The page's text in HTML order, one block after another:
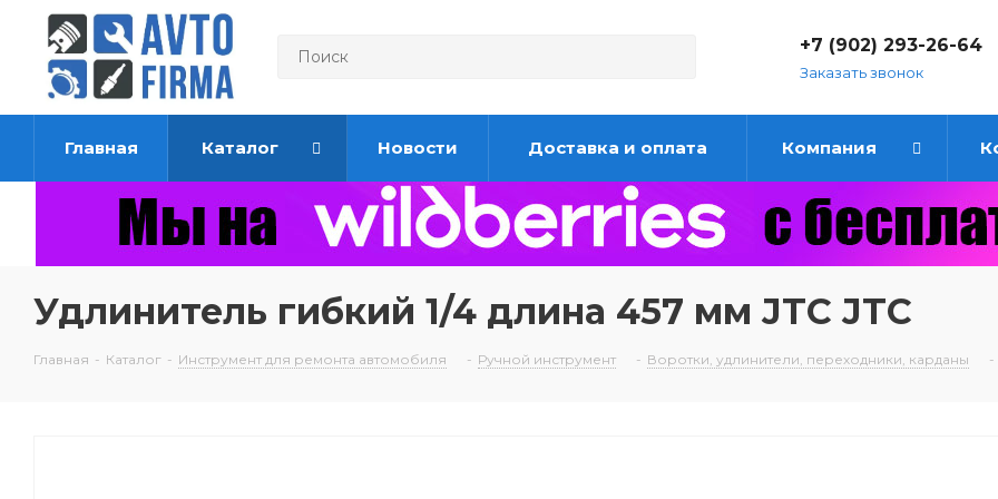
+7 (902) 293-26-64
Заказать звонок
Главная Каталог Новости Доставка и оплата Компания
Удлинитель гибкий 1/4 длина 457 мм JTC JTC
Главная - Каталог - Инструмент для ремонта автомобиля - Ручной инструмент - Воротки, удлинители, переходники, карданы -